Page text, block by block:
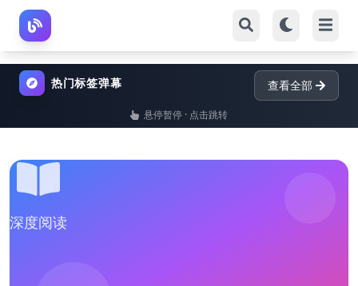
热门标签弹幕 查看全部
悬停暂停 · 点击跳转
深度阅读